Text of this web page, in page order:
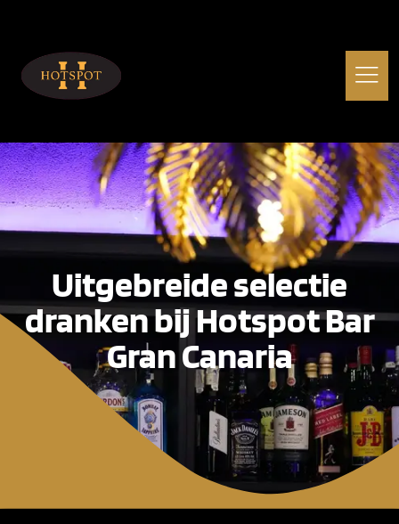
Uitgebreide selectie
dranken bij Hotspot Bar
Gran Canaria